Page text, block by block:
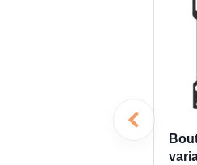
rénovation ou
électrique sans
plaque 1 poste en
composition murale